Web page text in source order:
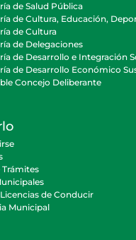
de Salud Pública
de Cultura, Educación,
de Cultura
de Delegaciones
de Desarrollo e Integración
de Desarrollo Económico
Concejo Deliberante
Trámites
de Conducir
Municipal